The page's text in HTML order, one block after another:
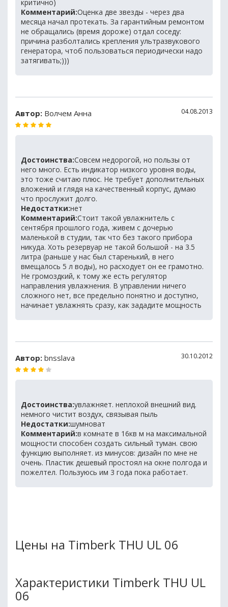
критично)
Комментарий:Оценка две звезды - через два
месяца начал протекать. За гарантийным ремонтом
не обращались (время дороже) отдал соседу:
причина разболтались крепления ультразвукового
генератора, чтоб пользоваться периодически надо
затягивать;)))
Автор: Волчем Анна 04.08.2013
Достоинства:Совсем недорогой, но пользы от
него много. Есть индикатор низкого уровня воды,
это тоже считаю плюс. Не требует дополнительных
вложений и глядя на качественный корпус, думаю
что прослужит долго.
Недостатки:нет
Комментарий:Стоит такой увлажнитель с
сентября прошлого года, живем с дочерью
маленькой в студии, так что без такого прибора
никуда. Хоть резервуар не такой большой - на 3.5
литра (раньше у нас был старенький, в него
вмещалось 5 л воды), но расходует он ее грамотно.
Не громоздкий, к тому же есть регулятор
направления увлажнения. В управлении ничего
сложного нет, все предельно понятно и доступно,
начинает увлажнять сразу, как зададите мощность
Автор: bnsslava 30.10.2012
Достоинства:увлажняет. неплохой внешний вид.
немного чистит воздух, связывая пыль
Недостатки:шумноват
Комментарий:в комнате в 16кв м на максимальной
мощности способен создать сильный туман. свою
функцию выполняет. из минусов: дизайн по мне не
очень. Пластик дешевый простоял на окне полгода и
пожелтел. Пользуюсь им 3 года пока работает.
Цены на Timberk THU UL 06
Характеристики Timberk THU UL
06